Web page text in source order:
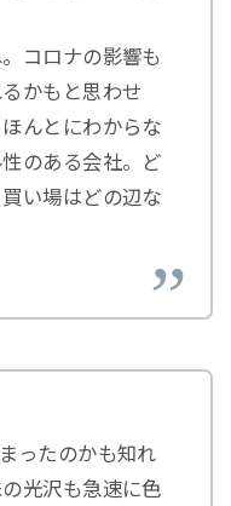
コロナの影響も
かもと思わせ
んとにわからな
のある会社。ど
い場はどの辺な
ったのかも知れ
光沢も急速に色